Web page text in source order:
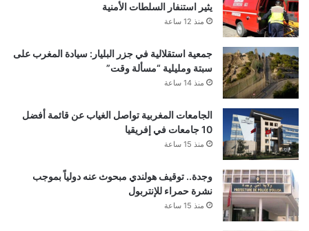
يثير استنفار السلطات الأمنية
منذ 12 ساعة
جمعية استقلالية في جزر البليار: سيادة المغرب على
سبتة ومليلية “مسألة وقت”
منذ 14 ساعة
الجامعات المغربية تواصل الغياب عن قائمة أفضل
10 جامعات في إفريقيا
منذ 15 ساعة
وجدة.. توقيف هولندي مبحوث عنه دولياً بموجب
نشرة حمراء للإنتربول
منذ 15 ساعة